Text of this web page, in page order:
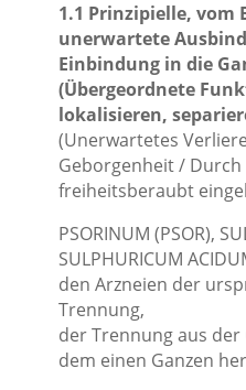
1.1 Prinzipielle, vom
unerwartete
Einbindung in die
(Übergeordnete
lokalisieren,
(Unerwartetes
Geborgenheit /
freiheitsberaubt
PSORINUM (PSOR),
SULPHURICUM
den Arzneien der
Trennung,
der Trennung aus
dem einen Ganzen